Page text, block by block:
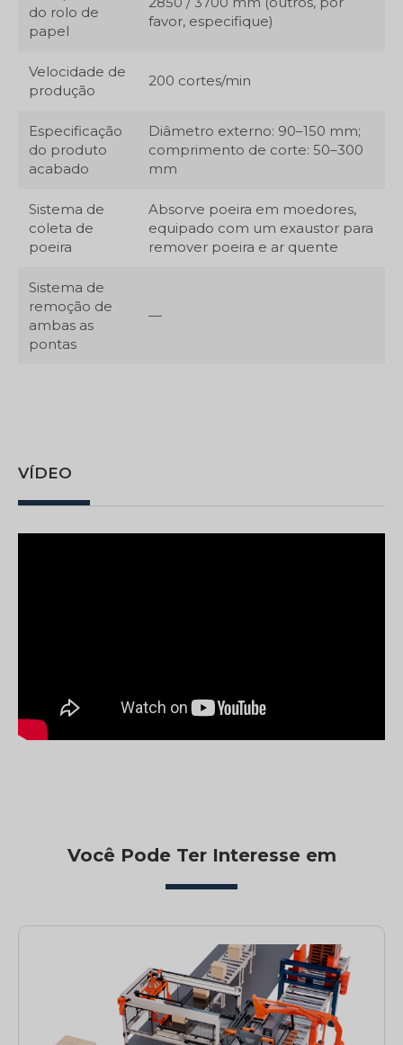
do rolo de
papel
favor, especifique)
Velocidade de
produção
200 cortes/min
Especificação
do produto
acabado
Diâmetro externo: 90–150 mm;
comprimento de corte: 50–300
mm
Sistema de
coleta de
poeira
Absorve poeira em moedores,
equipado com um exaustor para
remover poeira e ar quente
Sistema de
remoção de
ambas as
pontas
—
VÍDEO
Você Pode Ter Interesse em